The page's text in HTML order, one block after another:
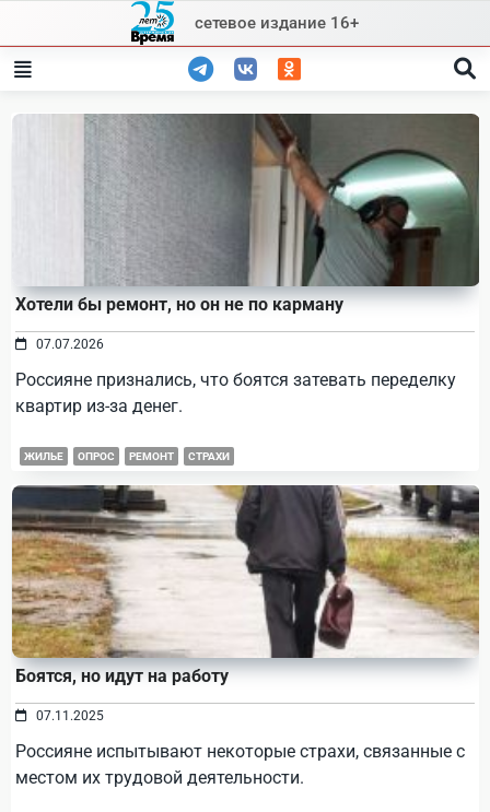
content
сетевое издание 16+
Хотели бы ремонт, но он не по карману
07.07.2026
Россияне признались, что боятся затевать переделку
квартир из-за денег.
ЖИЛЬЕ ОПРОС РЕМОНТ СТРАХИ
Боятся, но идут на работу
07.11.2025
Россияне испытывают некоторые страхи, связанные с
местом их трудовой деятельности.